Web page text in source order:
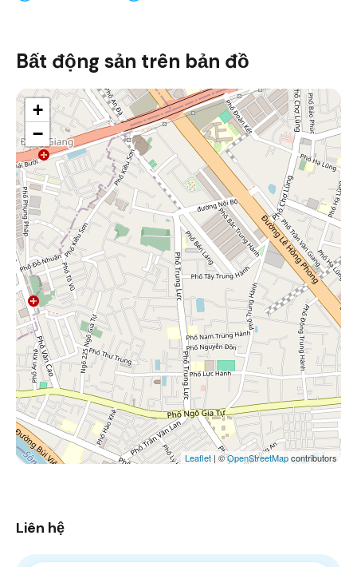
Bất động sản trên bản đồ
+
−
Leaflet | ©OpenStreetMapcontributors
Liên hệ